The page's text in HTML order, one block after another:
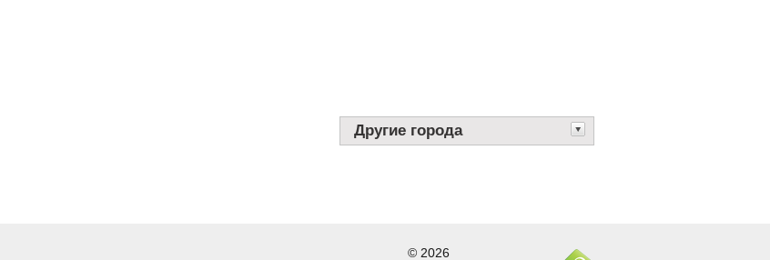
Другие города
© 2026